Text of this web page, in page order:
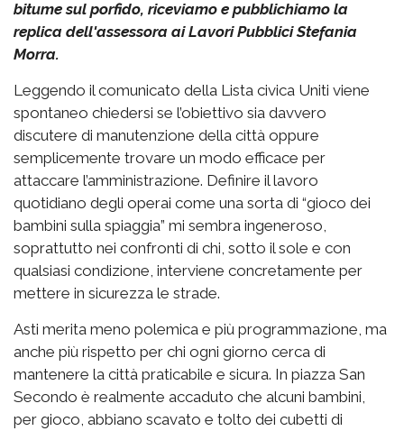
bitume sul porfido, riceviamo e pubblichiamo la
replica dell'assessora ai Lavori Pubblici Stefania
Morra.
Leggendo il comunicato della Lista civica Uniti viene
spontaneo chiedersi se l’obiettivo sia davvero
discutere di manutenzione della città oppure
semplicemente trovare un modo efficace per
attaccare l’amministrazione. Definire il lavoro
quotidiano degli operai come una sorta di “gioco dei
bambini sulla spiaggia” mi sembra ingeneroso,
soprattutto nei confronti di chi, sotto il sole e con
qualsiasi condizione, interviene concretamente per
mettere in sicurezza le strade.
Asti merita meno polemica e più programmazione, ma
anche più rispetto per chi ogni giorno cerca di
mantenere la città praticabile e sicura. In piazza San
Secondo è realmente accaduto che alcuni bambini,
per gioco, abbiano scavato e tolto dei cubetti di